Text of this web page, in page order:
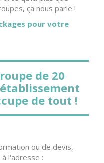
ça nous parle !
pour votre
de 20
de tout !
ou de devis,
l'adresse :